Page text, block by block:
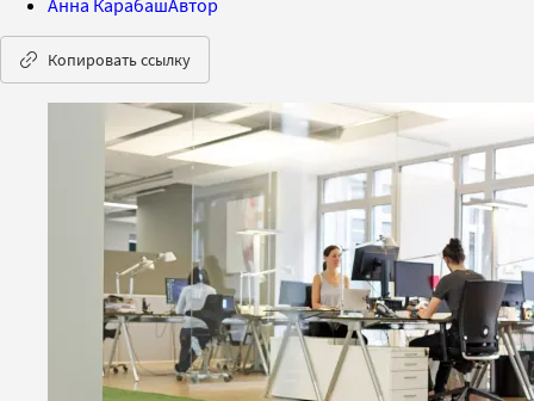
Копировать ссылку